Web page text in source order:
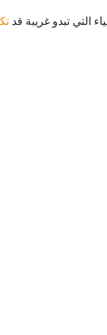
التي تبدو غريبة قد